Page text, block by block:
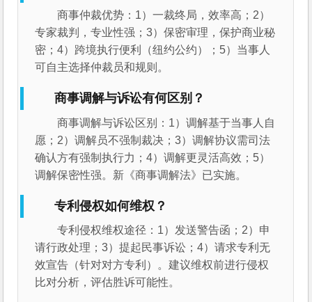
商事仲裁优势：1）一裁终局，效率高；2）
专家裁判，专业性强；3）保密审理，保护商业秘
密；4）跨境执行便利（纽约公约）；5）当事人
可自主选择仲裁员和规则。
商事调解与诉讼有何区别？
商事调解与诉讼区别：1）调解基于当事人自
愿；2）调解员不强制裁决；3）调解协议需司法
确认方有强制执行力；4）调解更灵活高效；5）
调解保密性强。新《商事调解法》已实施。
专利侵权如何维权？
专利侵权维权途径：1）发送警告函；2）申
请行政处理；3）提起民事诉讼；4）请求专利无
效宣告（针对对方专利）。建议维权前进行侵权
比对分析，评估胜诉可能性。